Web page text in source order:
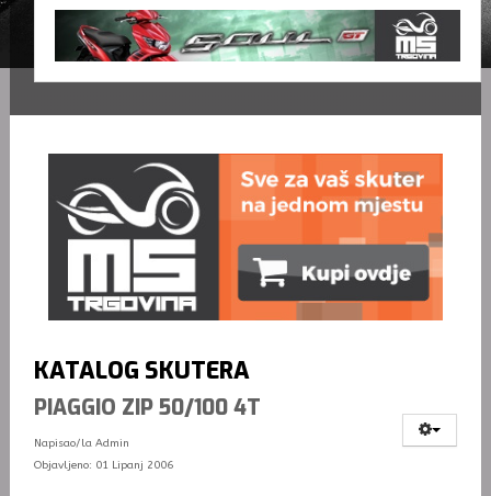
KATALOG SKUTERA
PIAGGIO ZIP 50/100 4T
Napisao/la Admin
Objavljeno: 01 Lipanj 2006